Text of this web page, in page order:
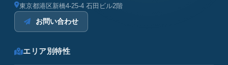
東京都港区新橋4-25-4 石田ビル2階
お問い合わせ
エリア別特性